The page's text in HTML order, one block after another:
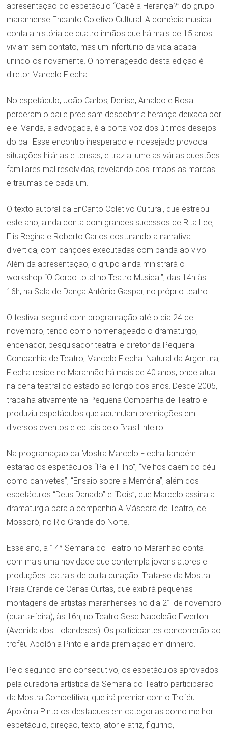
apresentação do espetáculo “Cadê a Herança?” do grupo
maranhense Encanto Coletivo Cultural. A comédia musical
conta a história de quatro irmãos que há mais de 15 anos
viviam sem contato, mas um infortúnio da vida acaba
unindo-os novamente. O homenageado desta edição é
diretor Marcelo Flecha.
No espetáculo, João Carlos, Denise, Arnaldo e Rosa
perderam o pai e precisam descobrir a herança deixada por
ele. Vanda, a advogada, é a porta-voz dos últimos desejos
do pai. Esse encontro inesperado e indesejado provoca
situações hilárias e tensas, e traz a lume as várias questões
familiares mal resolvidas, revelando aos irmãos as marcas
e traumas de cada um.
O texto autoral da EnCanto Coletivo Cultural, que estreou
este ano, ainda conta com grandes sucessos de Rita Lee,
Elis Regina e Roberto Carlos costurando a narrativa
divertida, com canções executadas com banda ao vivo.
Além da apresentação, o grupo ainda ministrará o
workshop “O Corpo total no Teatro Musical”, das 14h às
16h, na Sala de Dança Antônio Gaspar, no próprio teatro.
O festival seguirá com programação até o dia 24 de
novembro, tendo como homenageado o dramaturgo,
encenador, pesquisador teatral e diretor da Pequena
Companhia de Teatro, Marcelo Flecha. Natural da Argentina,
Flecha reside no Maranhão há mais de 40 anos, onde atua
na cena teatral do estado ao longo dos anos. Desde 2005,
trabalha ativamente na Pequena Companhia de Teatro e
produziu espetáculos que acumulam premiações em
diversos eventos e editais pelo Brasil inteiro.
Na programação da Mostra Marcelo Flecha também
estarão os espetáculos “Pai e Filho”, “Velhos caem do céu
como canivetes”, “Ensaio sobre a Memória”, além dos
espetáculos “Deus Danado” e “Dois”, que Marcelo assina a
dramaturgia para a companhia A Máscara de Teatro, de
Mossoró, no Rio Grande do Norte.
Esse ano, a 14ª Semana do Teatro no Maranhão conta
com mais uma novidade que contempla jovens atores e
produções teatrais de curta duração. Trata-se da Mostra
Praia Grande de Cenas Curtas, que exibirá pequenas
montagens de artistas maranhenses no dia 21 de novembro
(quarta-feira), às 16h, no Teatro Sesc Napoleão Ewerton
(Avenida dos Holandeses). Os participantes concorrerão ao
troféu Apolônia Pinto e ainda premiação em dinheiro.
Pelo segundo ano consecutivo, os espetáculos aprovados
pela curadoria artística da Semana do Teatro participarão
da Mostra Competitiva, que irá premiar com o Troféu
Apolônia Pinto os destaques em categorias como melhor
espetáculo, direção, texto, ator e atriz, figurino,